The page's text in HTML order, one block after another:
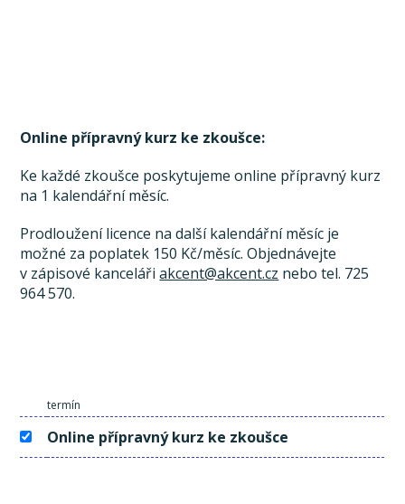
Online přípravný kurz ke zkoušce:
Ke každé zkoušce poskytujeme online přípravný kurz
na 1 kalendářní měsíc.
Prodloužení licence na další kalendářní měsíc je
možné za poplatek 150 Kč/měsíc. Objednávejte
v zápisové kancelářiakcent@akcent.cz nebo tel. 725
964 570.
termín
Online přípravný kurz ke zkoušce